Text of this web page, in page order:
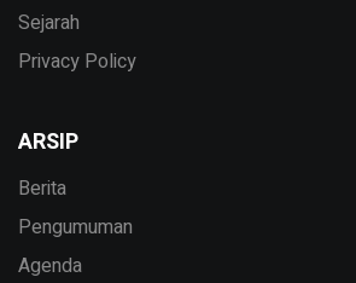
Sejarah
Privacy Policy
ARSIP
Berita
Pengumuman
Agenda